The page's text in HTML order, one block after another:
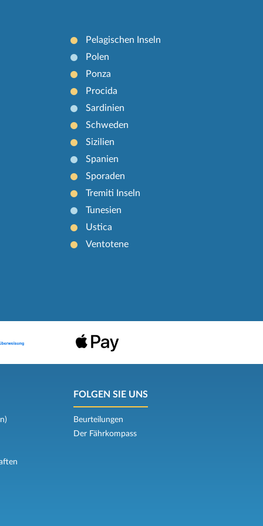
Pelagischen Inseln
Polen
Ponza
Procida
Sardinien
Schweden
Sizilien
Spanien
Sporaden
Tremiti Inseln
Tunesien
Ustica
Ventotene
FOLGEN SIE UNS
Beurteilungen
Der Fährkompass